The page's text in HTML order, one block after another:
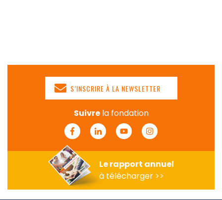
S’INSCRIRE À LA NEWSLETTER
Suivrela fondation
FacebookLinkedinYoutubeInstagram
Le rapport annuel
à télécharger >>